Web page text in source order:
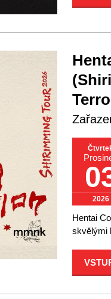
2026
Hentai
skvělými